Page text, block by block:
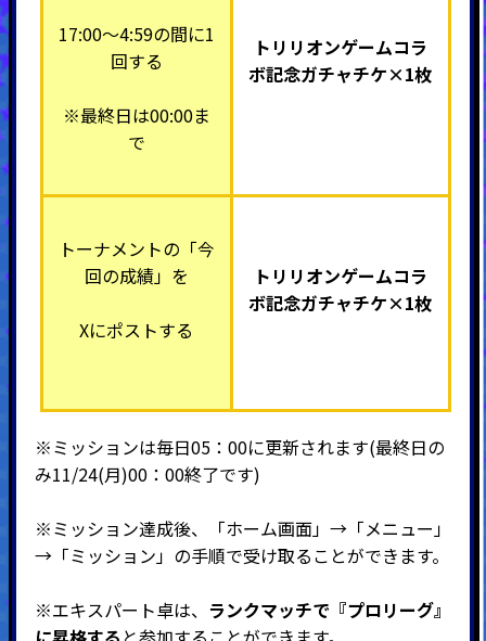
17:00～4:59の間に1
回する
※最終日は00:00ま
で
トリリオンゲームコラ
ボ記念ガチャチケ×1枚
トーナメントの「今
回の成績」を
Xにポストする
トリリオンゲームコラ
ボ記念ガチャチケ×1枚
※ミッションは毎日05：00に更新されます(最終日の
み11/24(月)00：00終了です)
※ミッション達成後、「ホーム画面」→「メニュー」
→「ミッション」の手順で受け取ることができます。
※エキスパート卓は、 ランクマッチで『プロリーグ』